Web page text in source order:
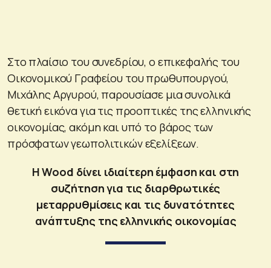
Στο πλαίσιο του συνεδρίου, ο επικεφαλής του
Οικονομικού Γραφείου του πρωθυπουργού,
Μιχάλης Αργυρού, παρουσίασε μια συνολικά
θετική εικόνα για τις προοπτικές της ελληνικής
οικονομίας, ακόμη και υπό το βάρος των
πρόσφατων γεωπολιτικών εξελίξεων.
Η Wood δίνει ιδιαίτερη έμφαση και στη
συζήτηση για τις διαρθρωτικές
μεταρρυθμίσεις και τις δυνατότητες
ανάπτυξης της ελληνικής οικονομίας